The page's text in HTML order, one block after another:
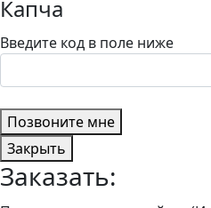
Капча
Введите код в поле ниже
Позвоните мне
Закрыть
Заказать: